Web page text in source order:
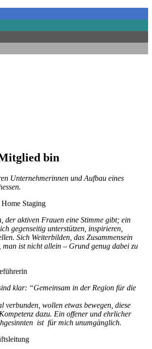
bin
Unternehmerinnen und Aufbau eines
Staging
der aktiven Frauen eine Stimme gibt; ein
gegenseitig unterstützen, inspirieren,
Sich Weiterbilden, das Zusammensein
man ist nicht allein – Grund genug dabei zu
klar: “Gemeinsam in der Region für die
verbunden, wollen etwas bewegen, diese
dazu. Ein offener und ehrlicher
ist für mich unumgänglich.